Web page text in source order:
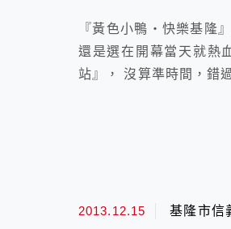
『黃色小鴨‧快樂基隆
還是選在開幕當天就熱
站』， 沒算準時間，錯
2013.12.15 基隆市信